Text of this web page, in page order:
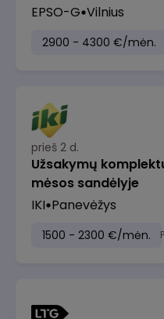
EPSO-G Vilnius
2900 - 4300 €/mėn.
prieš 2 d.
Užsakymų
mėsos sandėlyje
IKI Panevėžys
1500 - 2300 €/mėn.